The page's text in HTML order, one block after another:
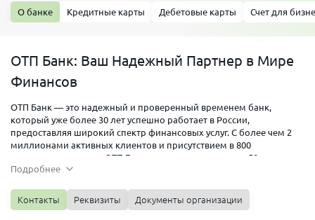
О банке Кредитные карты Дебетовые карты Счет для
ОТП Банк: Ваш Надежный Партнер в Мире
Финансов
ОТП Банк — это надежный и проверенный временем банк,
который уже более 30 лет успешно работает в России,
предоставляя широкий спектр финансовых услуг. С более чем 2
миллионами активных клиентов и присутствием в 800
населенных пунктах, ОТП Банк занимает место среди 50
крупнейших банков России. В этой статье мы расскажем о
сервисах, а также почему стоит выбрать именно его для решения
ваших финансовых задач.
Подробнее
Контакты Реквизиты Документы организации